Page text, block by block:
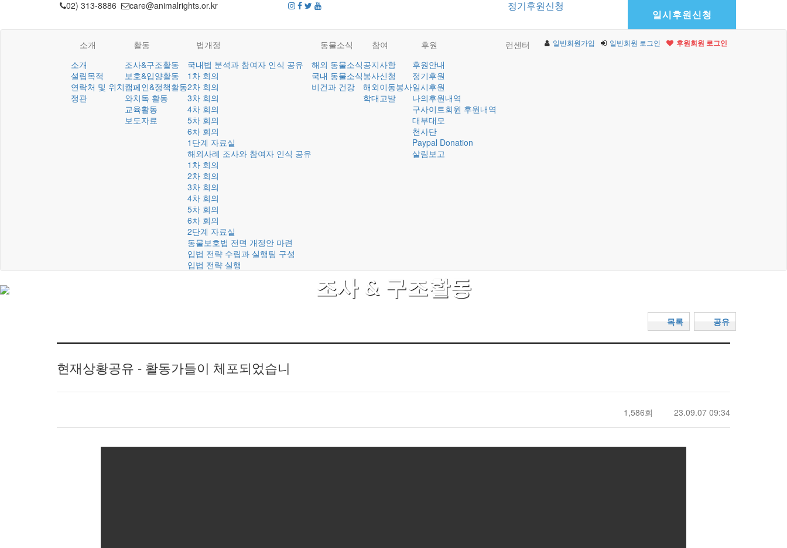
02) 313-8886 care@animalrights.or.kr 정기후원신청
일시후원신청
소개
소개
설립목적
연락처 및 위치
정관
활동
조사&구조활동
보호&입양활동
캠페인&정책활동
와치독 활동
교육활동
보도자료
법개정
국내법 분석과 참여자 인식 공유
1차 회의
2차 회의
3차 회의
4차 회의
5차 회의
6차 회의
1단계 자료실
해외사례 조사와 참여자 인식 공유
1차 회의
2차 회의
3차 회의
4차 회의
5차 회의
6차 회의
2단계 자료실
동물보호법 전면 개정안 마련
입법 전략 수립과 실행팀 구성
입법 전략 실행
동물소식
해외 동물소식
국내 동물소식
비건과 건강
참여
공지사항
봉사신청
해외이동봉사
학대고발
후원
후원안내
정기후원
일시후원
나의후원내역
구사이트회원 후원내역
대부대모
천사단
Paypal Donation
살림보고
런센터 일반회원가입 일반회원 로그인 후원회원 로그인
조사 & 구조활동
공유
목록
현재상황공유 - 활동가들이 체포되었습니
1,586회 23.09.07 09:34